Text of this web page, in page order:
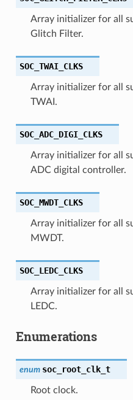
Array initializer for all
Glitch Filter.
SOC_TWAI_CLKS
Array initializer for all
TWAI.
SOC_ADC_DIGI_CLKS
Array initializer for all
ADC digital controller.
SOC_MWDT_CLKS
Array initializer for all
MWDT.
SOC_LEDC_CLKS
Array initializer for all
LEDC.
Enumerations
enum soc_root_clk_t
Root clock.